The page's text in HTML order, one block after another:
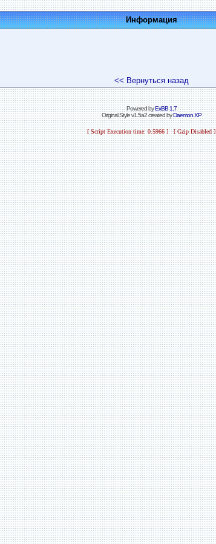
Информация
<< Вернуться назад
Powered byExBB 1.7
Original Style v1.5a2 created byDaemon.XP
[ Script Execution time: 0.5966 ] [ Gzip Disabled ]